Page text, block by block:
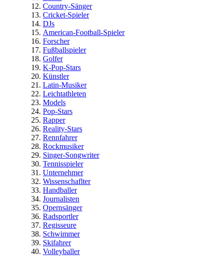
Country-Sänger
Cricket-Spieler
DJs
American-Football-Spieler
Forscher
Fußballspieler
Golfer
K-Pop-Stars
Künstler
Latin-Musiker
Leichtathleten
Models
Pop-Stars
Rapper
Reality-Stars
Rennfahrer
Rockmusiker
Singer-Songwriter
Tennisspieler
Unternehmer
Wissenschaflter
Handballer
Journalisten
Opernsänger
Radsportler
Regisseure
Schwimmer
Skifahrer
Volleyballer